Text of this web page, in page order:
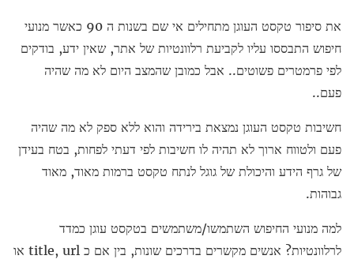
את סיפור טקסט העוגן מתחילים אי שם בשנות ה 90 כאשר מנועי
חיפוש התבססו עליו לקביעת רלוונטיות של אתר, שאין ידע, בודקים
לפי פרמטרים פשוטים.. אבל כמובן שהמצב היום לא מה שהיה
פעם..
חשיבות טקסט העוגן נמצאת בירידה והוא ללא ספק לא מה שהיה
פעם ולטווח ארוך לא תהיה לו חשיבות לפי דעתי לפחות, בטח בעידן
של גרף הידע והיכולת של גוגל לנתח טקסט ברמות מאוד, מאוד
גבוהות.
למה מנועי החיפוש השתמשו/משתמשים בטקסט עוגן כמדד
לרלוונטיות? אנשים מקשרים בדרכים שונות, בין אם כ title, url או